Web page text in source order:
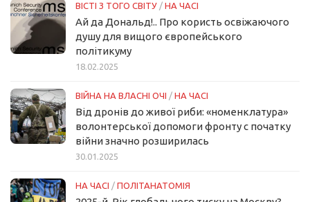
ВІСТІ З ТОГО СВІТУ / НА ЧАСІ
Ай да Дональд!.. Про користь освіжаючого
душу для вищого європейського
політикуму
18.02.2025
ВІЙНА НА ВЛАСНІ ОЧІ / НА ЧАСІ
Від дронів до живої риби: «номенклатура»
волонтерської допомоги фронту с початку
війни значно розширилась
30.01.2025
НА ЧАСІ / ПОЛІТАНАТОМІЯ